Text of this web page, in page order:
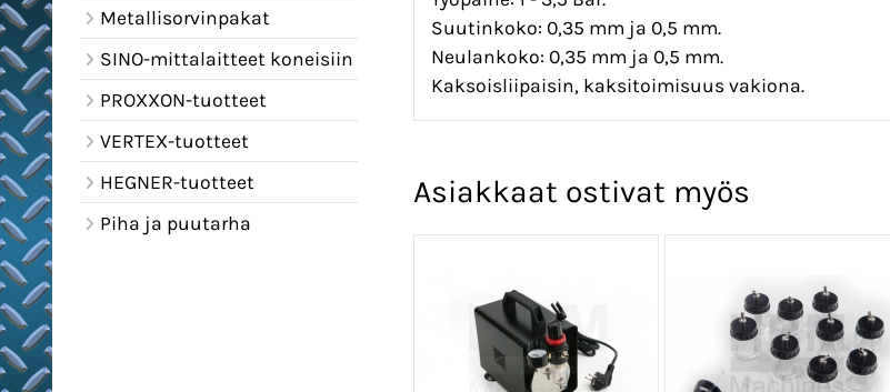
Metallisorvinpakat
SINO-mittalaitteet koneisiin
PROXXON-tuotteet
VERTEX-tuotteet
HEGNER-tuotteet
Piha ja puutarha
Suutinkoko: 0,35 mm ja 0,5 mm.
Neulankoko: 0,35 mm ja 0,5 mm.
Kaksoisliipaisin, kaksitoimisuus vakiona.
Asiakkaat ostivat myös